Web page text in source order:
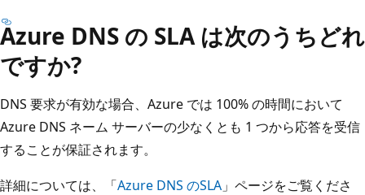
Azure DNS の SLA は次のうちどれ
ですか?
DNS 要求が有効な場合、Azure では 100% の時間において
Azure DNS ネーム サーバーの少なくとも 1 つから応答を受信
することが保証されます。
詳細については、「Azure DNS のSLA 」ページをご覧くださ